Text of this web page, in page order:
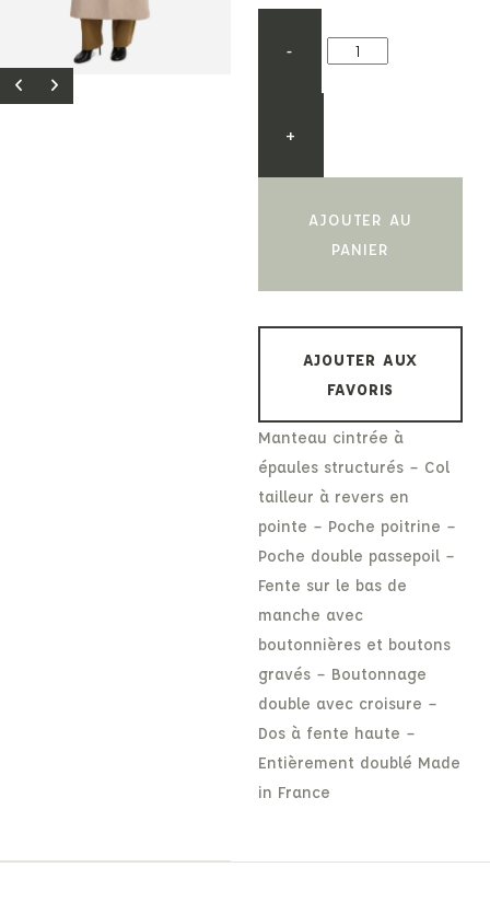
-
+
AJOUTER AU
PANIER
AJOUTER AUX
FAVORIS
Manteau cintrée à
épaules structurés – Col
tailleur à revers en
pointe – Poche poitrine –
Poche double passepoil –
Fente sur le bas de
manche avec
boutonnières et boutons
gravés – Boutonnage
double avec croisure –
Dos à fente haute –
Entièrement doublé Made
in France